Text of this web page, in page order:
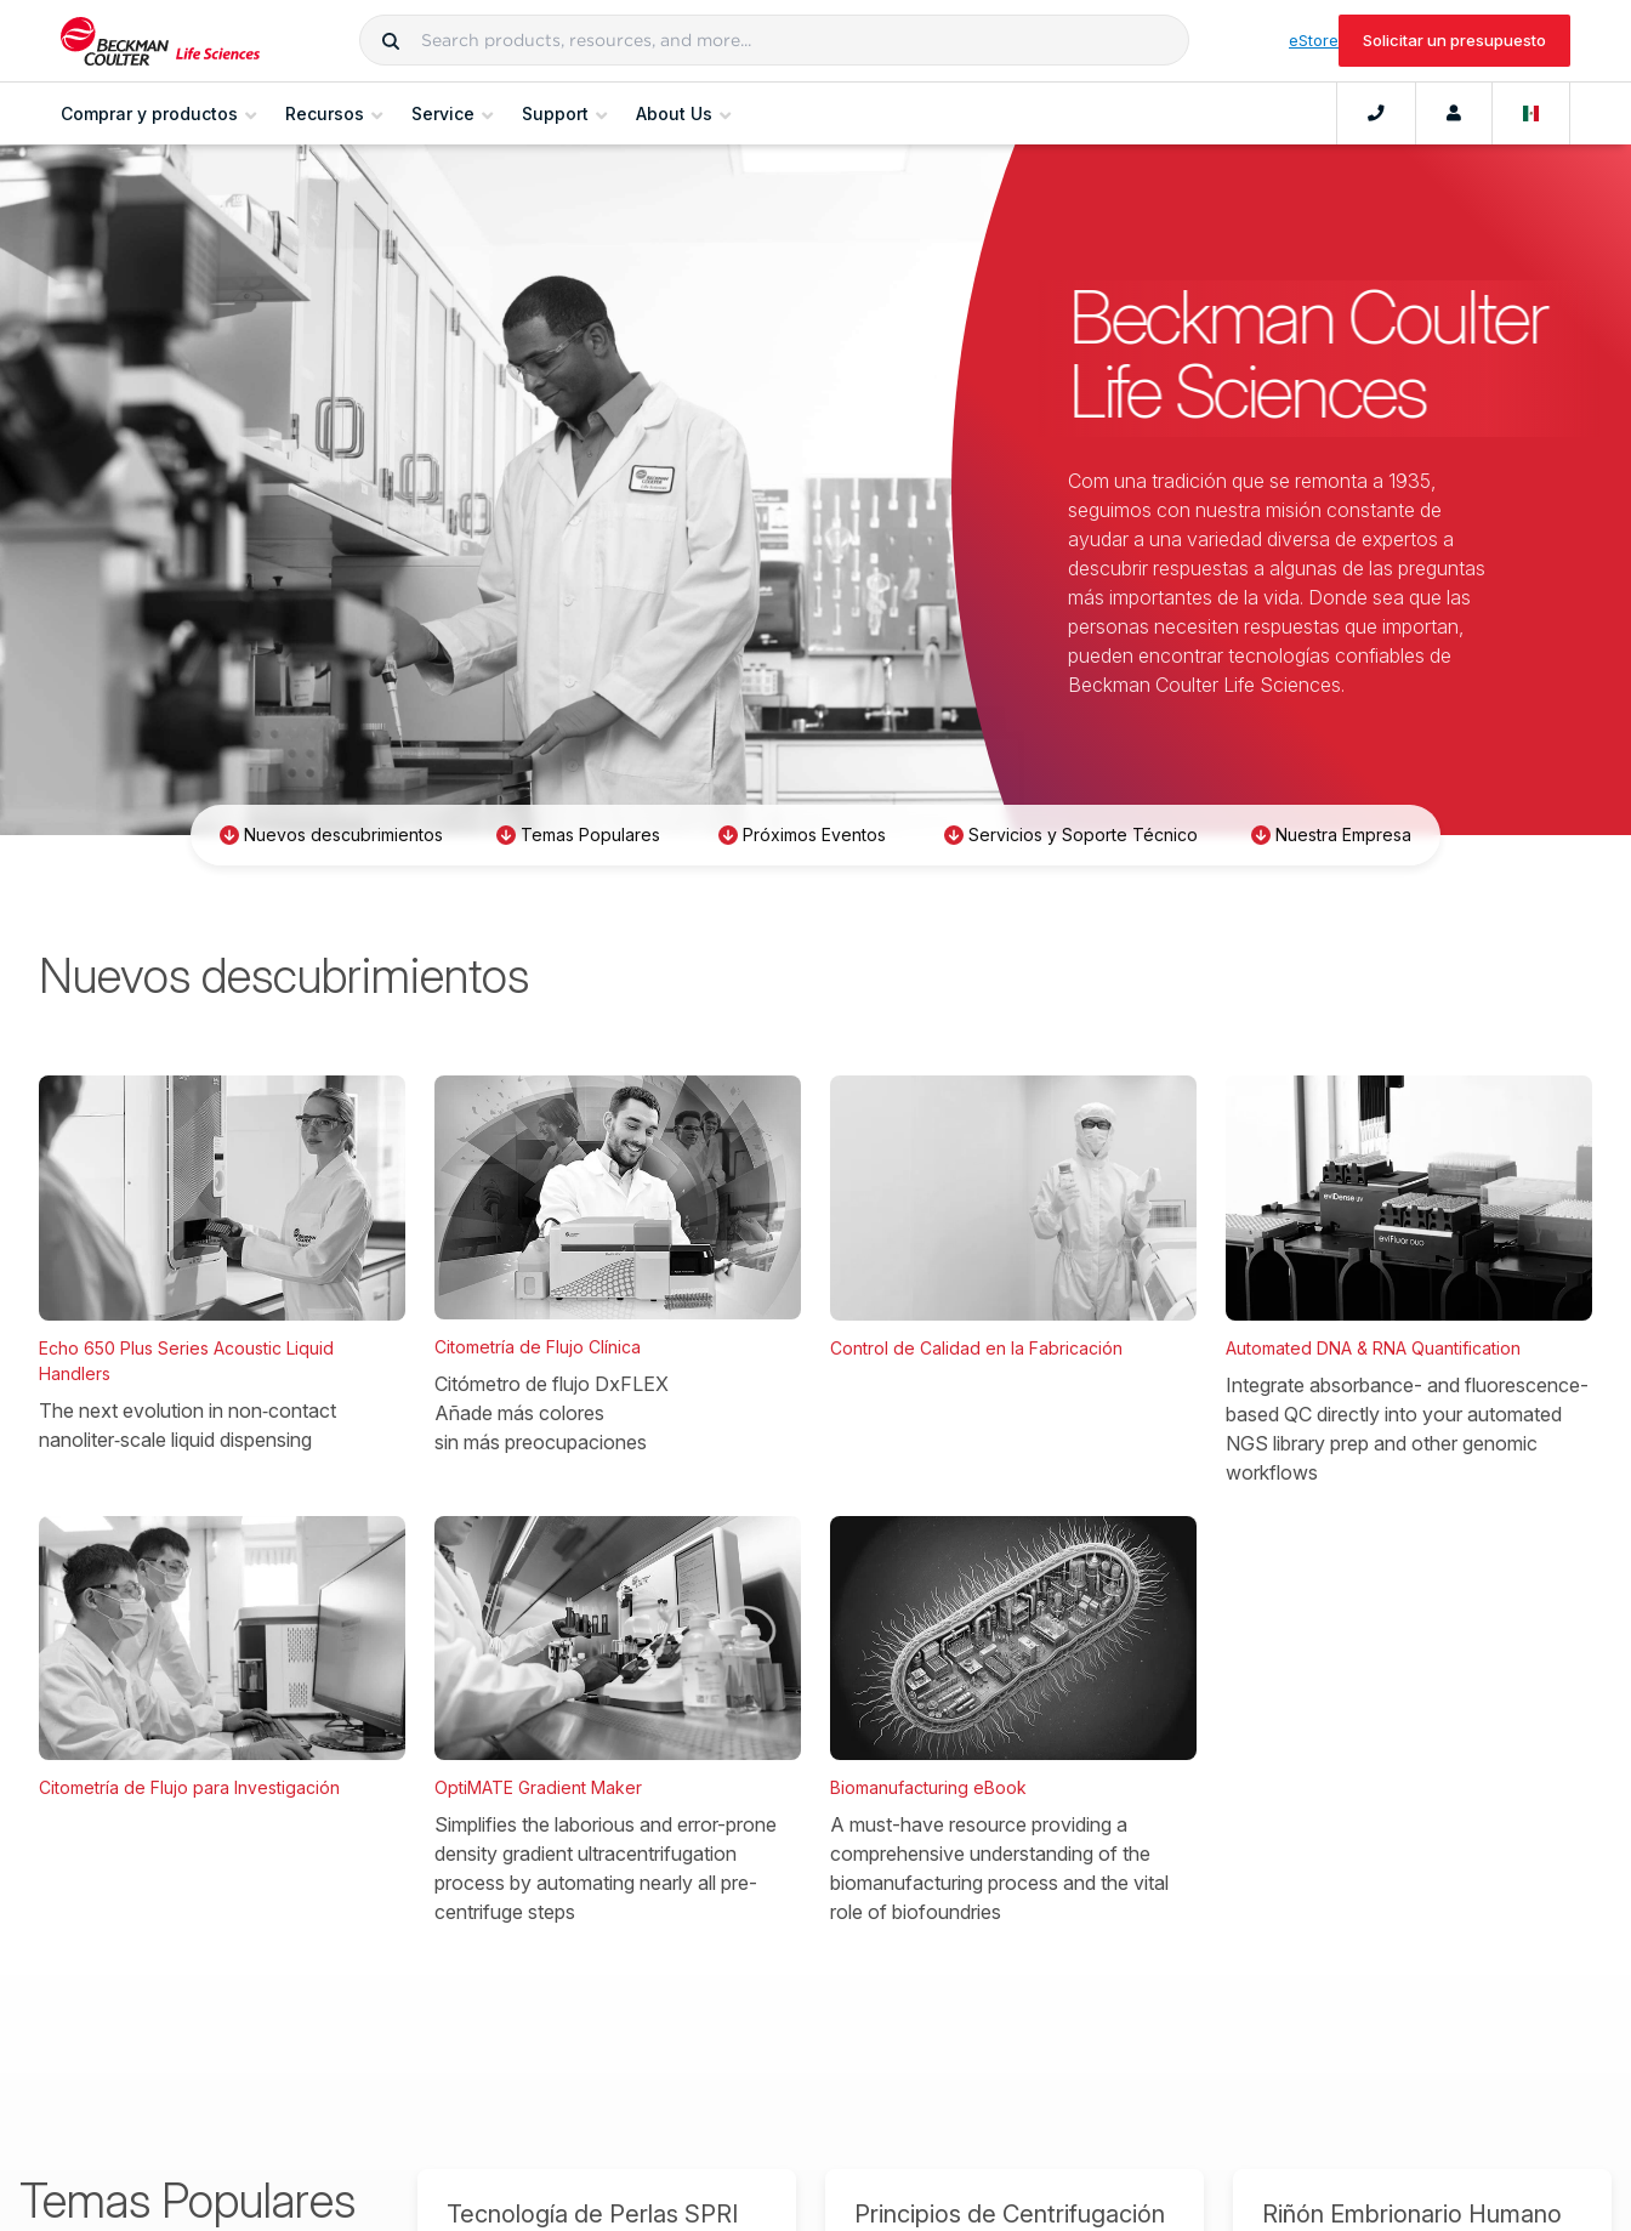
eStore Solicitar un presupuesto
Comprar y productos Recursos Service Support About Us
Beckman Coulter
Life Sciences
Com una tradición que se remonta a 1935,
seguimos con nuestra misión constante de
ayudar a una variedad diversa de expertos a
descubrir respuestas a algunas de las preguntas
más importantes de la vida. Donde sea que las
personas necesiten respuestas que importan,
pueden encontrar tecnologías confiables de
Beckman Coulter Life Sciences.
Nuevos descubrimientos Temas Populares Próximos Eventos Servicios y Soporte Técnico Nuestra Empresa
Nuevos descubrimientos
Echo 650 Plus Series Acoustic Liquid
Handlers
The next evolution in non‑contact
nanoliter‑scale liquid dispensing
Citometría de Flujo Clínica
Citómetro de flujo DxFLEX
Añade más colores
sin más preocupaciones
Control de Calidad en la Fabricación Automated DNA & RNA Quantification
Integrate absorbance- and fluorescence-
based QC directly into your automated
NGS library prep and other genomic
workflows
Citometría de Flujo para Investigación OptiMATE Gradient Maker
Simplifies the laborious and error-prone
density gradient ultracentrifugation
process by automating nearly all pre-
centrifuge steps
Biomanufacturing eBook
A must-have resource providing a
comprehensive understanding of the
biomanufacturing process and the vital
role of biofoundries
Temas Populares Tecnología de Perlas SPRI Principios de Centrifugación
Riñón Embrionario Humano